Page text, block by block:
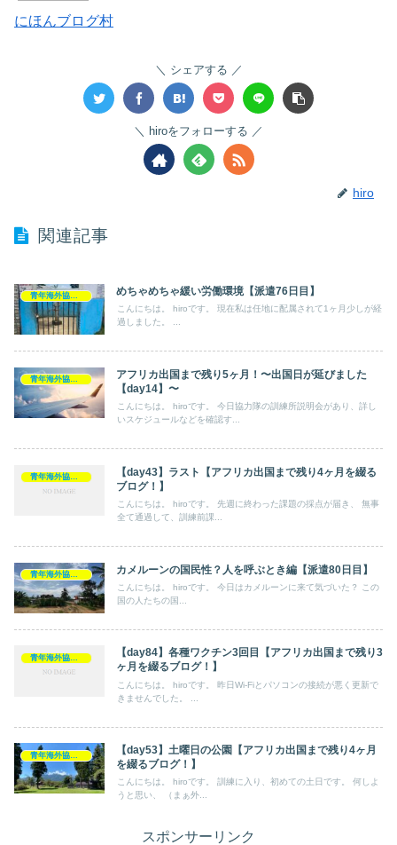
にほんブログ村
シェアする
hiroをフォローする
hiro
関連記事
青年海外協力隊 めちゃめちゃ緩い労働環境【派遣76日目】
こんにちは。 hiroです。 現在私は任地に配属されて1ヶ月少しが経
過しました。 ...
アフリカ出国まで残り5ヶ月！〜出国日が延びました
【day14】〜
こんにちは。 hiroです。 今日協力隊の訓練所説明会があり、詳し
いスケジュールなどを確認す...
【day43】ラスト【アフリカ出国まで残り4ヶ月を綴る
ブログ！】
こんにちは。 hiroです。 先週に終わった課題の採点が届き、 無事
全て通過して、訓練前課...
カメルーンの国民性？人を呼ぶとき編【派遣80日目】
こんにちは。 hiroです。 今日はカメルーンに来て気づいた？ この
国の人たちの国...
【day84】各種ワクチン3回目【アフリカ出国まで残り3
ヶ月を綴るブログ！】
こんにちは。 hiroです。 昨日Wi-Fiとパソコンの接続が悪く更新で
きませんでした。 ...
【day53】土曜日の公園【アフリカ出国まで残り4ヶ月
を綴るブログ！】
こんにちは。 hiroです。 訓練に入り、初めての土日です。 何しよ
うと思い、 （まぁ外...
スポンサーリンク